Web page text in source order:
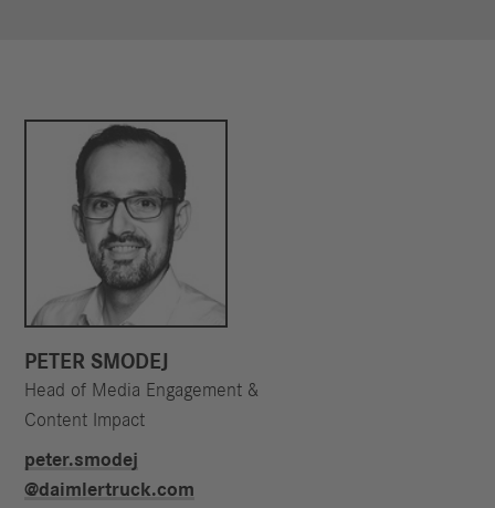
PETER SMODEJ
Head of Media Engagement &
Content Impact
peter.smodej​
@daimlertruck.com